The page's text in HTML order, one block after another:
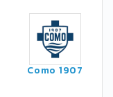
Como 1907